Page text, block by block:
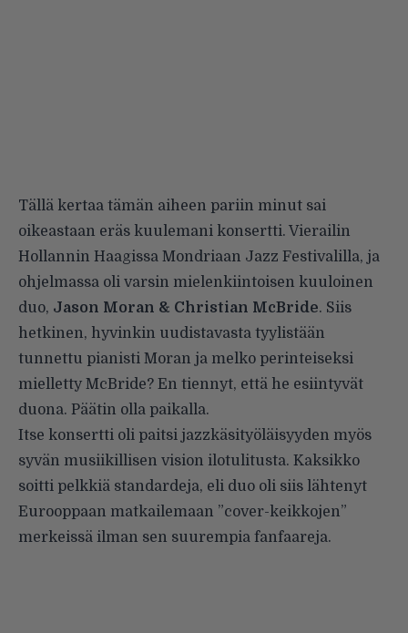
Tällä kertaa tämän aiheen pariin minut sai
oikeastaan eräs kuulemani konsertti. Vierailin
Hollannin Haagissa Mondriaan Jazz Festivalilla, ja
ohjelmassa oli varsin mielenkiintoisen kuuloinen
duo, Jason Moran & Christian McBride. Siis
hetkinen, hyvinkin uudistavasta tyylistään
tunnettu pianisti Moran ja melko perinteiseksi
mielletty McBride? En tiennyt, että he esiintyvät
duona. Päätin olla paikalla.
Itse konsertti oli paitsi jazzkäsityöläisyyden myös
syvän musiikillisen vision ilotulitusta. Kaksikko
soitti pelkkiä standardeja, eli duo oli siis lähtenyt
Eurooppaan matkailemaan ”cover-keikkojen”
merkeissä ilman sen suurempia fanfaareja.